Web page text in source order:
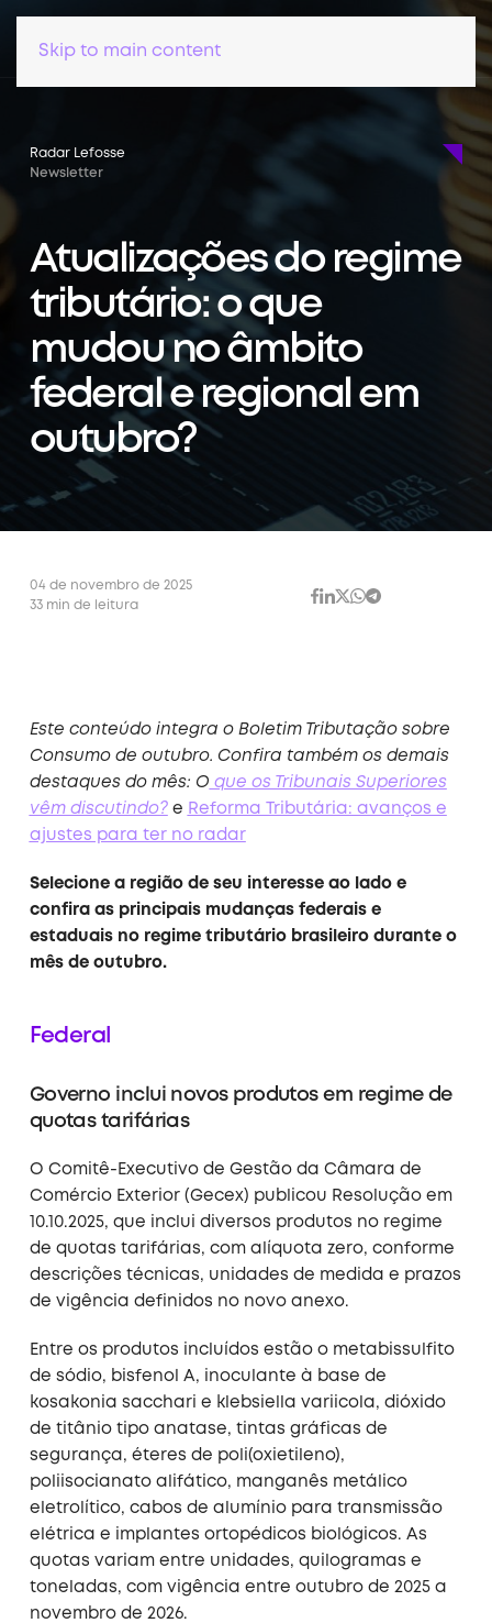
Skip to main content
Radar Lefosse
Newsletter
Atualizações do regime
tributário: o que
mudou no âmbito
federal e regional em
outubro?
04 de novembro de 2025
33 min de leitura
Este conteúdo integra o Boletim Tributação sobre
Consumo de outubro. Confira também os demais
destaques do mês: O que os Tribunais Superiores
vêm discutindo?e Reforma Tributária: avanços e
ajustes para ter no radar
Selecione a região de seu interesse ao lado e
confira as principais mudanças federais e
estaduais no regime tributário brasileiro durante o
mês de outubro.
Federal
Governo inclui novos produtos em regime de
quotas tarifárias
O Comitê-Executivo de Gestão da Câmara de
Comércio Exterior (Gecex) publicou Resolução em
10.10.2025, que inclui diversos produtos no regime
de quotas tarifárias, com alíquota zero, conforme
descrições técnicas, unidades de medida e prazos
de vigência definidos no novo anexo.
Entre os produtos incluídos estão o metabissulfito
de sódio, bisfenol A, inoculante à base de
kosakonia sacchari e klebsiella variicola, dióxido
de titânio tipo anatase, tintas gráficas de
segurança, éteres de poli(oxietileno),
poliisocianato alifático, manganês metálico
eletrolítico, cabos de alumínio para transmissão
elétrica e implantes ortopédicos biológicos. As
quotas variam entre unidades, quilogramas e
toneladas, com vigência entre outubro de 2025 a
novembro de 2026.